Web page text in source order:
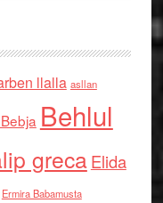
llalla asllan
Behlul
grecaElida
Ermira Babamusta